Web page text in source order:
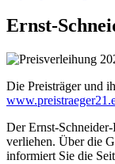
Ernst-
Die Preisträger und
Der Ernst-
verliehen. Über die
informiert Sie die